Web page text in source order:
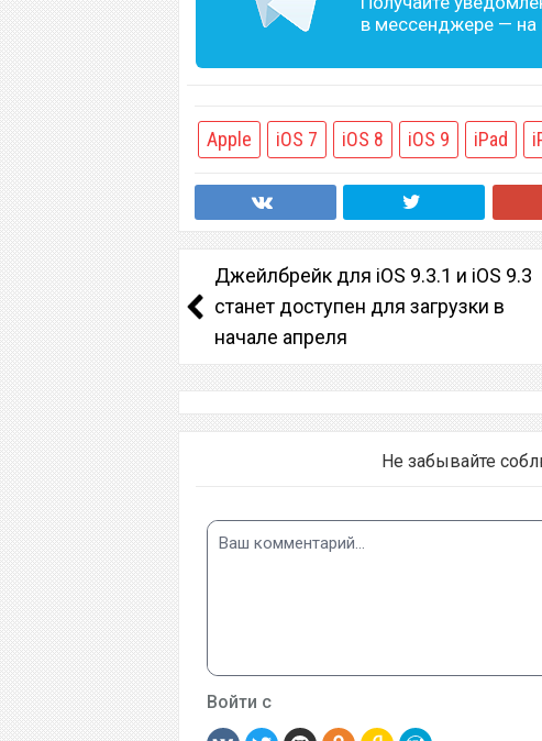
в мессенджере — на
Apple iOS 7 iOS 8 iOS 9 iPad
Джейлбрейк для iOS 9.3.1 и iOS 9.3
станет доступен для загрузки в
начале апреля
Не забывайте
Войти с